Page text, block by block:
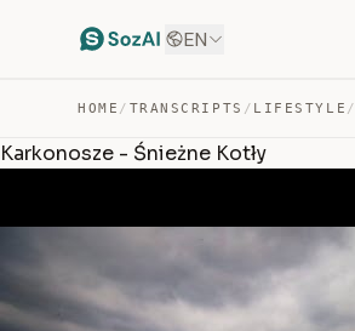
EN
HOME / TRANSCRIPTS / LIFESTYLE /
Karkonosze - Śnieżne Kotły